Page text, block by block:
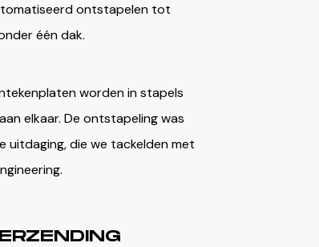
ontstapelen tot
één dak.
worden in stapels
elkaar. De ontstapeling was
die we tackelden met